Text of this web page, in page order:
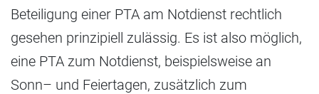
Beteiligung einer PTA am Notdienst rechtlich
gesehen prinzipiell zulässig. Es ist also möglich,
eine PTA zum Notdienst, beispielsweise an
Sonn– und Feiertagen, zusätzlich zum